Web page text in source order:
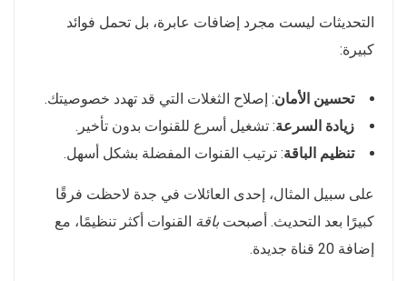
التحديثات ليست مجرد إضافات عابرة، بل تحمل فوائد
كبيرة:
تحسين الأمان: إصلاح الثغلات التي قد تهدد خصوصيتك.
زيادة السرعة: تشغيل أسرع للقنوات بدون تأخير.
تنظيم الباقة: ترتيب القنوات المفضلة بشكل أسهل.
على سبيل المثال، إحدى العائلات في جدة لاحظت فرقًا
كبيرًا بعد التحديث. أصبحت باقة القنوات أكثر تنظيمًا، مع
إضافة 20 قناة جديدة.